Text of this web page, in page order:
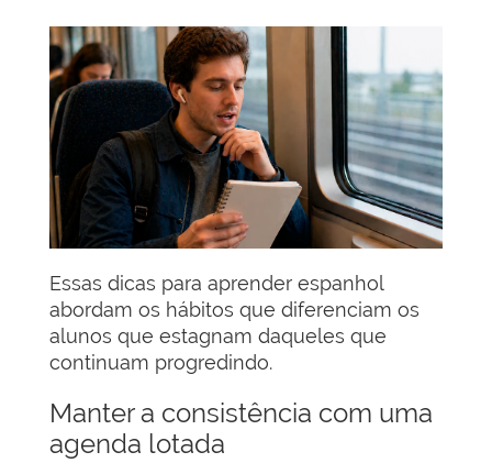
Essas dicas para aprender espanhol
abordam os hábitos que diferenciam os
alunos que estagnam daqueles que
continuam progredindo.
Manter a consistência com uma
agenda lotada